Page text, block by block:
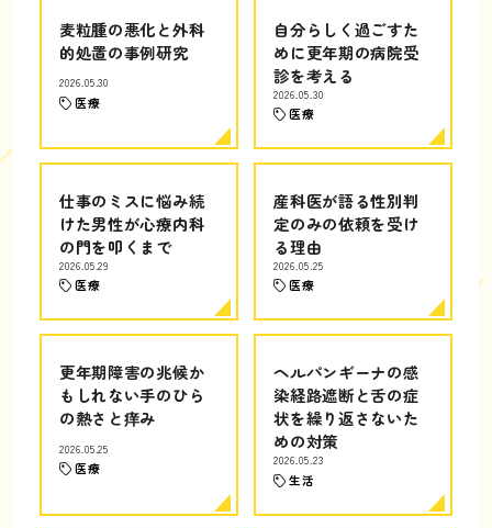
麦粒腫の悪化と外科
的処置の事例研究
2026.05.30
医療
自分らしく過ごすた
めに更年期の病院受
診を考える
2026.05.30
医療
仕事のミスに悩み続
けた男性が心療内科
の門を叩くまで
2026.05.29
医療
産科医が語る性別判
定のみの依頼を受け
る理由
2026.05.25
医療
更年期障害の兆候か
もしれない手のひら
の熱さと痒み
2026.05.25
医療
ヘルパンギーナの感
染経路遮断と舌の症
状を繰り返さないた
めの対策
2026.05.23
生活